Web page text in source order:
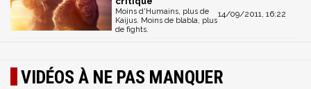
14/09/2011, 16:22
Moins d'Humains, plus de
Kaijus. Moins de blabla, plus
de fights.
VIDÉOS À NE PAS MANQUER